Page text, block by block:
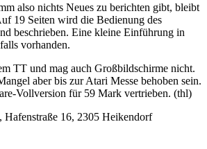
also nichts Neues zu berichten gibt, bleibt
19 Seiten wird die Bedienung des
beschrieben. Eine kleine Einführung in
vorhanden.
TT und mag auch Großbildschirme nicht.
aber bis zur Atari Messe behoben sein.
Vollversion für 59 Mark vertrieben. (thl)
Hafenstraße 16, 2305 Heikendorf